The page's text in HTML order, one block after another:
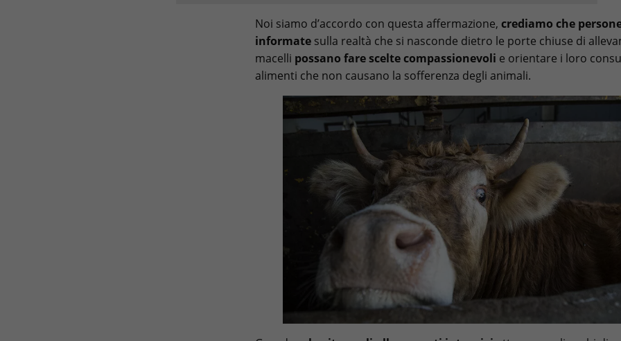
Noi siamo d’accordo con questa affermazione, crediamo che
informate sulla realtà che si nasconde dietro le porte chiuse di
macelli possano fare scelte compassionevoli e orientare i loro
alimenti che non causano la sofferenza degli animali.